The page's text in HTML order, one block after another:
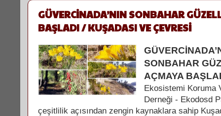
GÜVERCİNADA’NIN SONBAHAR
BAŞLADI / KUŞADASI VE ÇEVRESİ
SONBAHAR
AÇMAYA
Ekosistemi Koruma
Derneği - Ekodosd
çeşitlilik açısından zengin kaynaklara sahip